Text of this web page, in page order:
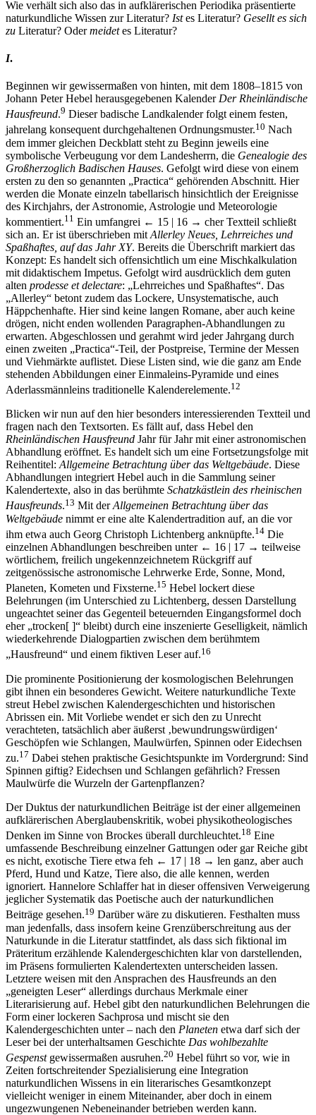
Wie verhält sich also das in aufklärerischen Periodika präsentierte
naturkundliche Wissen zur Literatur? Istes Literatur? Gesellt es sich
zu Literatur? Odermeidetes Literatur?
I.
Beginnen wir gewissermaßen von hinten, mit dem 1808–1815 von
Johann Peter Hebel herausgegebenen Kalender Der Rheinländische
Hausfreund.9 Dieser badische Landkalender folgt einem festen,
jahrelang konsequent durchgehaltenen Ordnungsmuster.10 Nach
dem immer gleichen Deckblatt steht zu Beginn jeweils eine
symbolische Verbeugung vor dem Landesherrn, die Genealogie des
Großherzoglich Badischen Hauses. Gefolgt wird diese von einem
ersten zu den so genannten „Practica“ gehörenden Abschnitt. Hier
werden die Monate einzeln tabellarisch hinsichtlich der Ereignisse
des Kirchjahrs, der Astronomie, Astrologie und Meteorologie
kommentiert.11 Ein umfangrei ← 15 | 16 → cher Textteil schließt
sich an. Er ist überschrieben mit Allerley Neues, Lehrreiches und
Spaßhaftes, auf das Jahr XY. Bereits die Überschrift markiert das
Konzept: Es handelt sich offensichtlich um eine Mischkalkulation
mit didaktischem Impetus. Gefolgt wird ausdrücklich dem guten
alten prodesse et delectare: „Lehrreiches und Spaßhaftes“. Das
„Allerley“ betont zudem das Lockere, Unsystematische, auch
Häppchenhafte. Hier sind keine langen Romane, aber auch keine
drögen, nicht enden wollenden Paragraphen-Abhandlungen zu
erwarten. Abgeschlossen und gerahmt wird jeder Jahrgang durch
einen zweiten „Practica“-Teil, der Postpreise, Termine der Messen
und Viehmärkte auflistet. Diese Listen sind, wie die ganz am Ende
stehenden Abbildungen einer Einmaleins-Pyramide und eines
Aderlassmännleins traditionelle Kalenderelemente.12
Blicken wir nun auf den hier besonders interessierenden Textteil und
fragen nach den Textsorten. Es fällt auf, dass Hebel den
Rheinländischen Hausfreund Jahr für Jahr mit einer astronomischen
Abhandlung eröffnet. Es handelt sich um eine Fortsetzungsfolge mit
Reihentitel: Allgemeine Betrachtung über das Weltgebäude. Diese
Abhandlungen integriert Hebel auch in die Sammlung seiner
Kalendertexte, also in das berühmte Schatzkästlein des rheinischen
Hausfreunds.13 Mit derAllgemeinen Betrachtung über das
Weltgebäude nimmt er eine alte Kalendertradition auf, an die vor
ihm etwa auch Georg Christoph Lichtenberg anknüpfte.14 Die
einzelnen Abhandlungen beschreiben unter ← 16 | 17 → teilweise
wörtlichem, freilich ungekennzeichnetem Rückgriff auf
zeitgenössische astronomische Lehrwerke Erde, Sonne, Mond,
Planeten, Kometen und Fixsterne.15 Hebel lockert diese
Belehrungen (im Unterschied zu Lichtenberg, dessen Darstellung
ungeachtet seiner das Gegenteil beteuernden Eingangsformel doch
eher „trocken[ ]“ bleibt) durch eine inszenierte Geselligkeit, nämlich
wiederkehrende Dialogpartien zwischen dem berühmtem
„Hausfreund“ und einem fiktiven Leser auf.16
Die prominente Positionierung der kosmologischen Belehrungen
gibt ihnen ein besonderes Gewicht. Weitere naturkundliche Texte
streut Hebel zwischen Kalendergeschichten und historischen
Abrissen ein. Mit Vorliebe wendet er sich den zu Unrecht
verachteten, tatsächlich aber äußerst ‚bewundrungswürdigen‘
Geschöpfen wie Schlangen, Maulwürfen, Spinnen oder Eidechsen
zu.17 Dabei stehen praktische Gesichtspunkte im Vordergrund: Sind
Spinnen giftig? Eidechsen und Schlangen gefährlich? Fressen
Maulwürfe die Wurzeln der Gartenpflanzen?
Der Duktus der naturkundlichen Beiträge ist der einer allgemeinen
aufklärerischen Aberglaubenskritik, wobei physikotheologisches
Denken im Sinne von Brockes überall durchleuchtet.18 Eine
umfassende Beschreibung einzelner Gattungen oder gar Reiche gibt
es nicht, exotische Tiere etwa feh ← 17 | 18 → len ganz, aber auch
Pferd, Hund und Katze, Tiere also, die alle kennen, werden
ignoriert. Hannelore Schlaffer hat in dieser offensiven Verweigerung
jeglicher Systematik das Poetische auch der naturkundlichen
Beiträge gesehen.19 Darüber wäre zu diskutieren. Festhalten muss
man jedenfalls, dass insofern keine Grenzüberschreitung aus der
Naturkunde in die Literatur stattfindet, als dass sich fiktional im
Präteritum erzählende Kalendergeschichten klar von darstellenden,
im Präsens formulierten Kalendertexten unterscheiden lassen.
Letztere weisen mit den Ansprachen des Hausfreunds an den
„geneigten Leser“ allerdings durchaus Merkmale einer
Literarisierung auf. Hebel gibt den naturkundlichen Belehrungen die
Form einer lockeren Sachprosa und mischt sie den
Kalendergeschichten unter – nach den Planeten etwa darf sich der
Leser bei der unterhaltsamen Geschichte Das wohlbezahlte
Gespenstgewissermaßen ausruhen.20 Hebel führt so vor, wie in
Zeiten fortschreitender Spezialisierung eine Integration
naturkundlichen Wissens in ein literarisches Gesamtkonzept
vielleicht weniger in einem Miteinander, aber doch in einem
ungezwungenen Nebeneinander betrieben werden kann.